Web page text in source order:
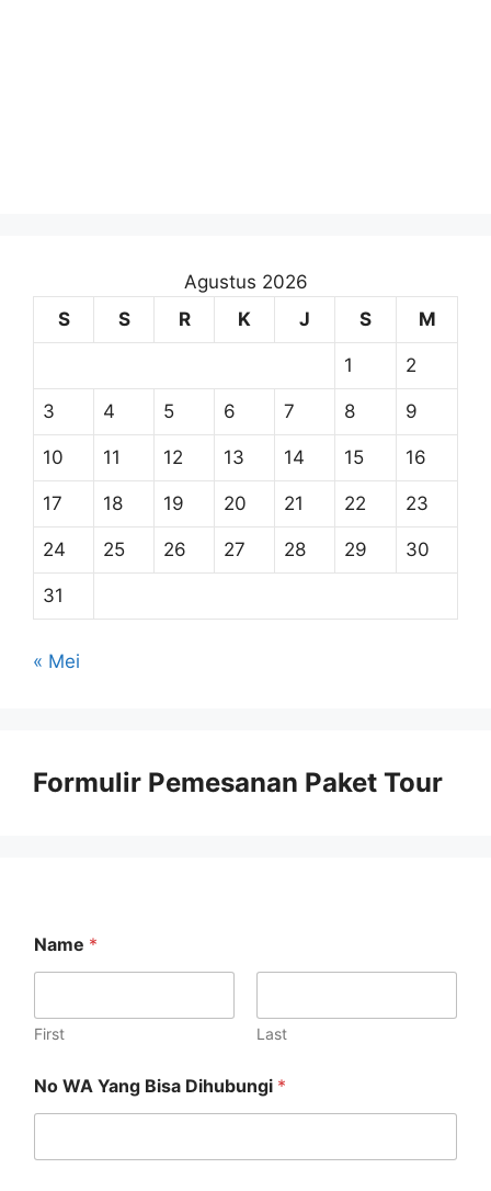
Agustus 2026
S
S R K J S M
1 2
3 4 5 6 7 8 9
10 11 12 13 14 15 16
17 18 19 20 21 22 23
24 25 26 27 28 29 30
31
« Mei
Formulir Pemesanan Paket Tour
Name *
First Last
No WA Yang Bisa Dihubungi *